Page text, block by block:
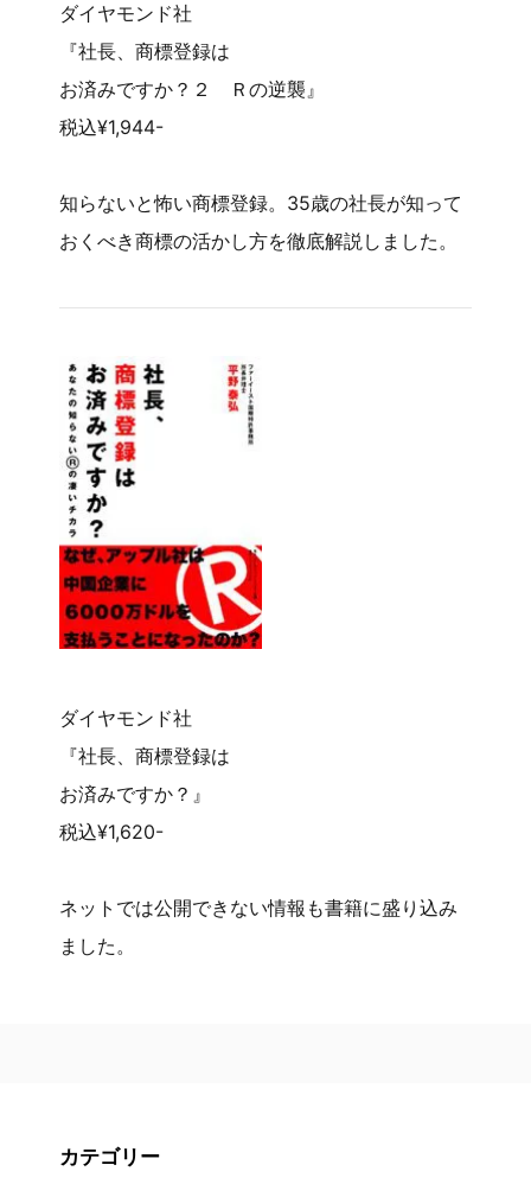
ダイヤモンド社
『社長、商標登録は
お済みですか？２ Ｒの逆襲』
税込¥1,944-
知らないと怖い商標登録。35歳の社長が知って
おくべき商標の活かし方を徹底解説しました。
ダイヤモンド社
『社長、商標登録は
お済みですか？』
税込¥1,620-
ネットでは公開できない情報も書籍に盛り込み
ました。
カテゴリー